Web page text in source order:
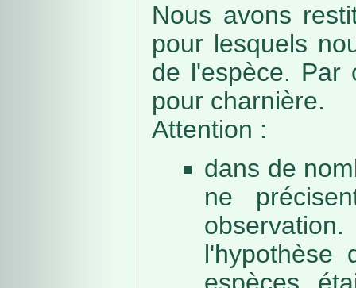
Nous avons
pour lesquels
de l'espèce. Par
pour charnière.
Attention :
dans de
ne
l'hypothèse